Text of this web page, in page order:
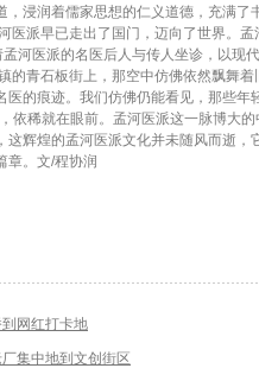
，浸润着儒家思想的仁义道德，充满了
派早已走出了国门，迈向了世界。
河医派的名医后人与传人坐诊，以现
青石板街上，那空中仿佛依然飘舞
医的痕迹。我们仿佛仍能看见，那些年
依稀就在眼前。孟河医派这一脉博大
这辉煌的孟河医派文化并未随风而逝
章。文/程协润
网红打卡地
集中地到文创街区